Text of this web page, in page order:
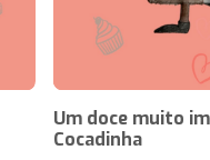
Um doce muito
Cocadinha